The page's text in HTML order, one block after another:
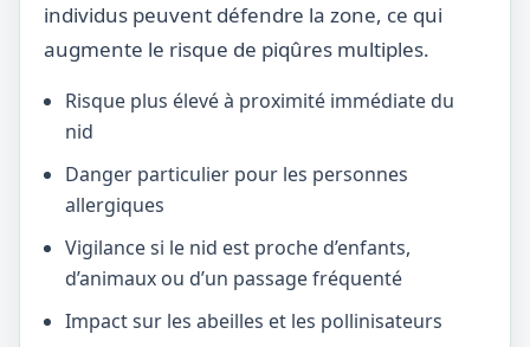
individus peuvent défendre la zone, ce qui
augmente le risque de piqûres multiples.
Risque plus élevé à proximité immédiate du
nid
Danger particulier pour les personnes
allergiques
Vigilance si le nid est proche d’enfants,
d’animaux ou d’un passage fréquenté
Impact sur les abeilles et les pollinisateurs